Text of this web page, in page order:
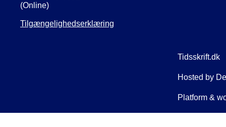
(Online)
Tilgængelighedserklæring